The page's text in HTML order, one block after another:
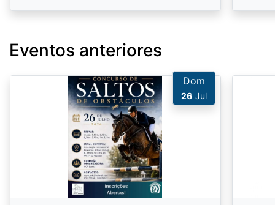
Eventos anteriores
Dom
26 Jul